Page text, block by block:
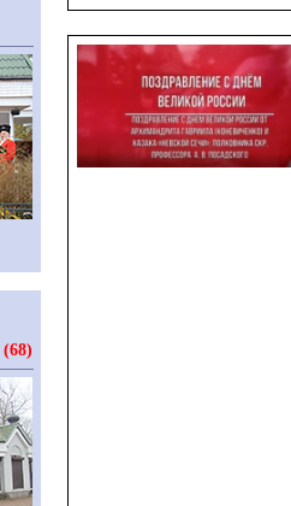
(68)